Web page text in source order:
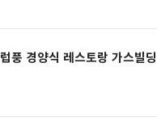
풍 경양식 레스토랑 가스빌딩